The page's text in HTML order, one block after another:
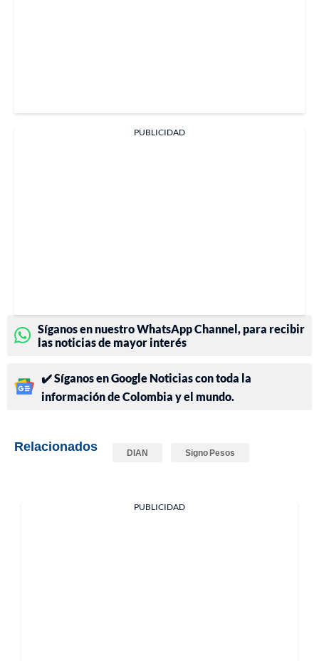
PUBLICIDAD
Síganos en nuestro WhatsApp Channel, para recibir
las noticias de mayor interés
✔️ Síganos en Google Noticias con toda la
información de Colombia y el mundo.
Relacionados DIAN Signo Pesos
PUBLICIDAD